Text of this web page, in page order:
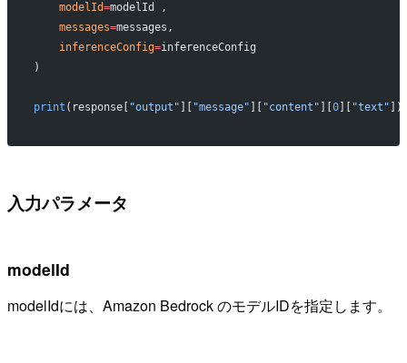
    modelId
=modelId ,
    messages
=messages,
    inferenceConfig
=inferenceConfig
)
print (response[ "output" "message" "content" 0][ "text" ])
入力パラメータ
modelId
modelIdには、Amazon Bedrock のモデルIDを指定します。